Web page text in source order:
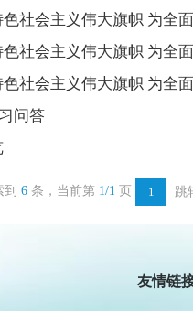
社会主义伟大旗帜 为全
社会主义伟大旗帜 为全
社会主义伟大旗帜 为全
问答
到 6条，当前第 1/1 页 1 跳
友情链
人民健